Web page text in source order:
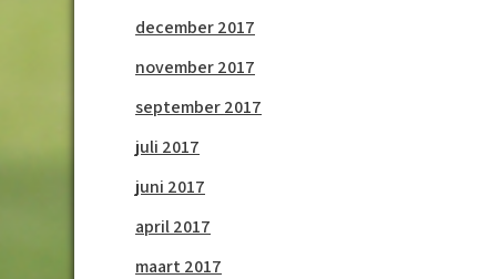
december 2017
november 2017
september 2017
juli 2017
juni 2017
april 2017
maart 2017